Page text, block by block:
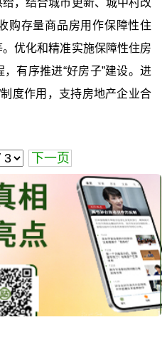
，结合城市更新、城中村改
购存量商品房用作保障性住
优化和精准实施保障性住房
有序推进“好房子”建设。进
度作用，支持房地产企业合
下一页